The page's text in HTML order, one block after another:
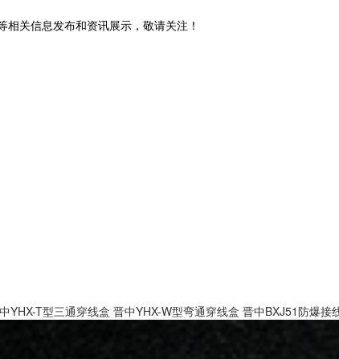
相关信息发布和资讯展示，敬请关注！
YHX-T型三通穿线盒 晋中YHX-W型弯通穿线盒 晋中BXJ51防爆接